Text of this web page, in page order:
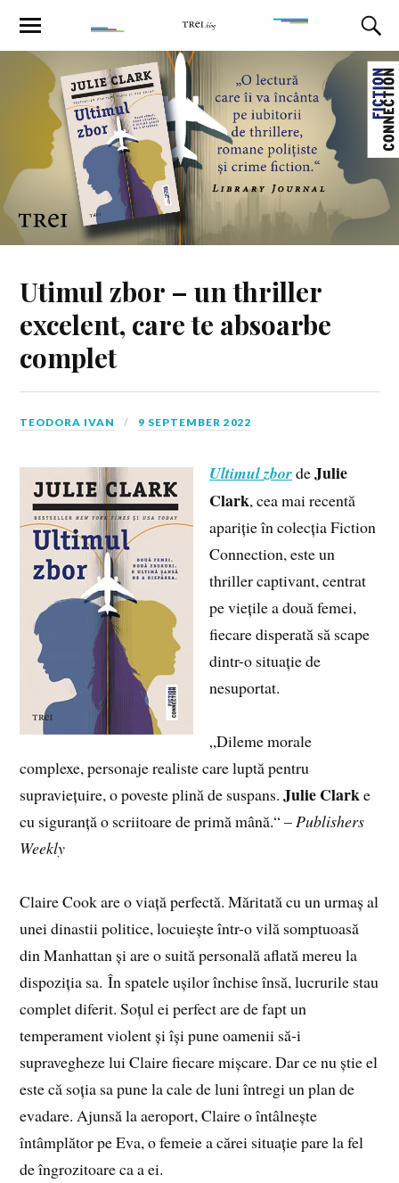
Utimul zbor – un thriller
excelent, care te absoarbe
complet
TEODORA IVAN 9 SEPTEMBER 2022
Ultimul zbordeJulie
Clark, cea mai recentă
apariție în colecția Fiction
Connection, este un
thriller captivant, centrat
pe viețile a două femei,
fiecare disperată să scape
dintr-o situație de
nesuportat.
„Dileme morale
complexe, personaje realiste care luptă pentru
supraviețuire, o poveste plină de suspans.Julie Clarke
cu siguranță o scriitoare de primă mână.“ –Publishers
Weekly
Claire Cook are o viață perfectă. Măritată cu un urmaș al
unei dinastii politice, locuiește într-o vilă somptuoasă
din Manhattan și are o suită personală aflată mereu la
dispoziția sa. În spatele ușilor închise însă, lucrurile stau
complet diferit. Soțul ei perfect are de fapt un
temperament violent și își pune oamenii să-i
supravegheze lui Claire fiecare mișcare. Dar ce nu știe el
este că soția sa pune la cale de luni întregi un plan de
evadare. Ajunsă la aeroport, Claire o întâlnește
întâmplător pe Eva, o femeie a cărei situație pare la fel
de îngrozitoare ca a ei.